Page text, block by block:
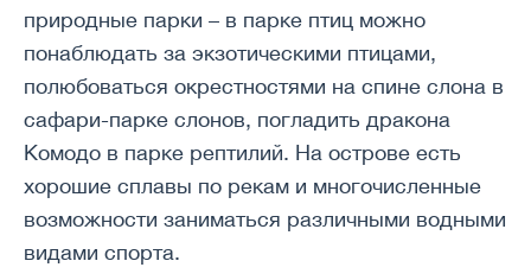
природные парки – в парке птиц можно
понаблюдать за экзотическими птицами,
полюбоваться окрестностями на спине слона в
сафари-парке слонов, погладить дракона
Комодо в парке рептилий. На острове есть
хорошие сплавы по рекам и многочисленные
возможности заниматься различными водными
видами спорта.